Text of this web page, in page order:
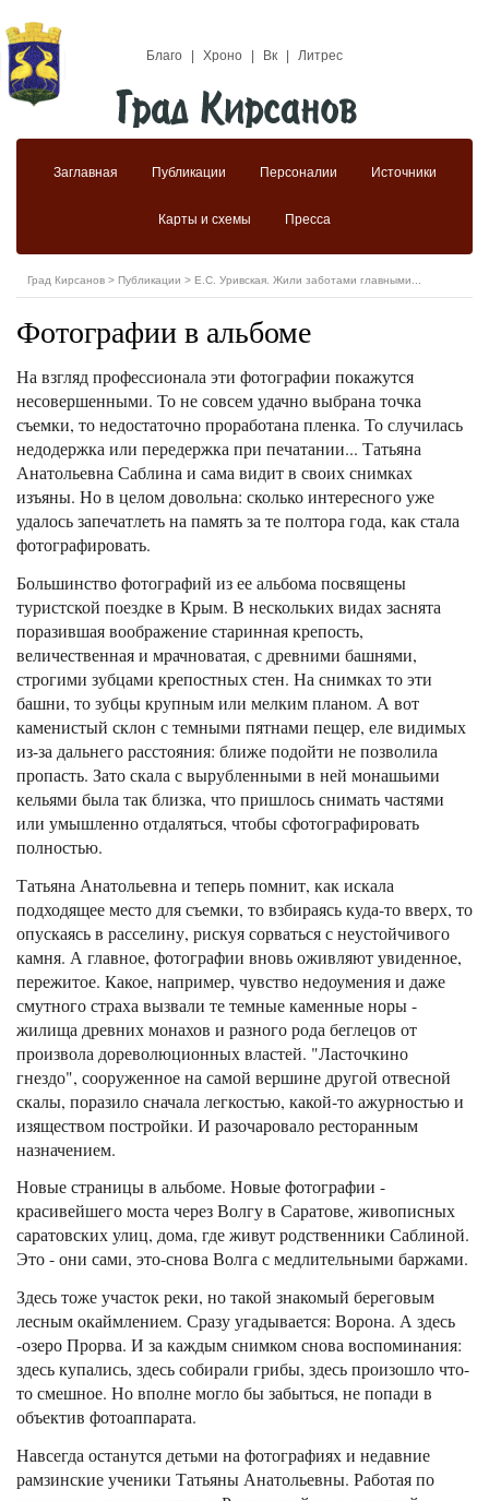
Благо Хроно Вк Литрес
Заглавная Публикации Персоналии Источники
Карты и схемы Пресса
Град Кирсанов > Публикации > Е.С. Уривская. Жили заботами главными...
Фотографии в альбоме
На взгляд профессионала эти фотографии покажутся
несовершенными. То не совсем удачно выбрана точка
съемки, то недостаточно проработана пленка. То случилась
недодержка или передержка при печатании... Татьяна
Анатольевна Саблина и сама видит в своих снимках
изъяны. Но в целом довольна: сколько интересного уже
удалось запечатлеть на память за те полтора года, как стала
фотографировать.
Большинство фотографий из ее альбома посвящены
туристской поездке в Крым. В нескольких видах заснята
поразившая воображение старинная крепость,
величественная и мрачноватая, с древними башнями,
строгими зубцами крепостных стен. На снимках то эти
башни, то зубцы крупным или мелким планом. А вот
каменистый склон с темными пятнами пещер, еле видимых
из-за дальнего расстояния: ближе подойти не позволила
пропасть. Зато скала с вырубленными в ней монашьими
кельями была так близка, что пришлось снимать частями
или умышленно отдаляться, чтобы сфотографировать
полностью.
Татьяна Анатольевна и теперь помнит, как искала
подходящее место для съемки, то взбираясь куда-то вверх, то
опускаясь в расселину, рискуя сорваться с неустойчивого
камня. А главное, фотографии вновь оживляют увиденное,
пережитое. Какое, например, чувство недоумения и даже
смутного страха вызвали те темные каменные норы -
жилища древних монахов и разного рода беглецов от
произвола дореволюционных властей. "Ласточкино
гнездо", сооруженное на самой вершине другой отвесной
скалы, поразило сначала легкостью, какой-то ажурностью и
изяществом постройки. И разочаровало ресторанным
назначением.
Новые страницы в альбоме. Новые фотографии -
красивейшего моста через Волгу в Саратове, живописных
саратовских улиц, дома, где живут родственники Саблиной.
Это - они сами, это-снова Волга с медлительными баржами.
Здесь тоже участок реки, но такой знакомый береговым
лесным окаймлением. Сразу угадывается: Ворона. А здесь
-озеро Прорва. И за каждым снимком снова воспоминания:
здесь купались, здесь собирали грибы, здесь произошло что-
то смешное. Но вполне могло бы забыться, не попади в
объектив фотоаппарата.
Навсегда останутся детьми на фотографиях и недавние
рамзинские ученики Татьяны Анатольевны. Работая по